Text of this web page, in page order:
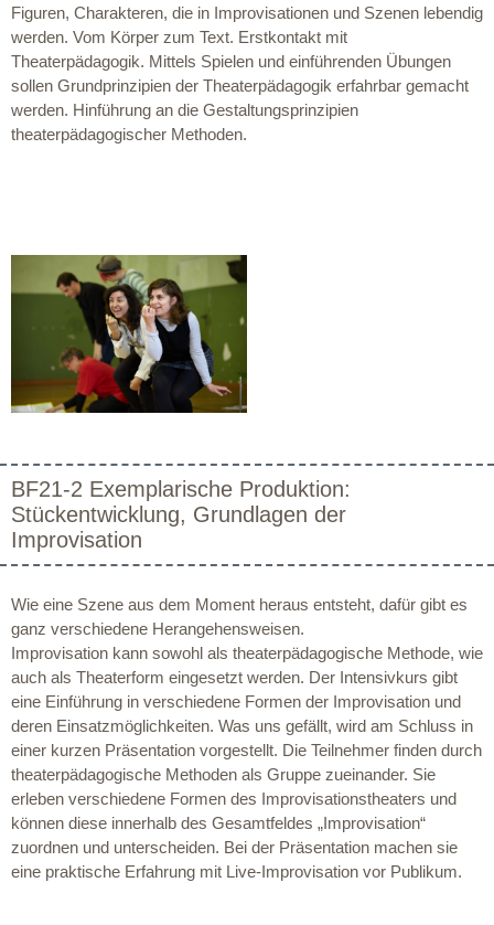
Figuren, Charakteren, die in Improvisationen und Szenen lebendig
werden. Vom Körper zum Text. Erstkontakt mit
Theaterpädagogik. Mittels Spielen und einführenden Übungen
sollen Grundprinzipien der Theaterpädagogik erfahrbar gemacht
werden. Hinführung an die Gestaltungsprinzipien
theaterpädagogischer Methoden.
BF21-2 Exemplarische Produktion:
Stückentwicklung, Grundlagen der
Improvisation
Wie eine Szene aus dem Moment heraus entsteht, dafür gibt es
ganz verschiedene Herangehensweisen.
Improvisation kann sowohl als theaterpädagogische Methode, wie
auch als Theaterform eingesetzt werden. Der Intensivkurs gibt
eine Einführung in verschiedene Formen der Improvisation und
deren Einsatzmöglichkeiten. Was uns gefällt, wird am Schluss in
einer kurzen Präsentation vorgestellt. Die Teilnehmer finden durch
theaterpädagogische Methoden als Gruppe zueinander. Sie
erleben verschiedene Formen des Improvisationstheaters und
können diese innerhalb des Gesamtfeldes „Improvisation“
zuordnen und unterscheiden. Bei der Präsentation machen sie
eine praktische Erfahrung mit Live-Improvisation vor Publikum.